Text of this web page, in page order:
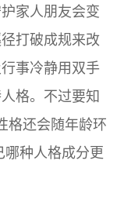
家人朋友会变
打破成规来改
事冷静用双手
格。不过要知
格还会随年龄环
种人格成分更